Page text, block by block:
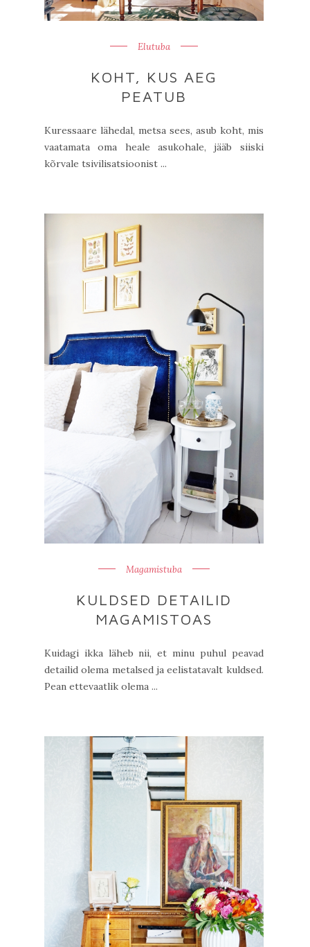
Elutuba
KOHT, KUS AEG
PEATUB
Kuressaare lähedal, metsa sees, asub koht, mis
vaatamata oma heale asukohale, jääb siiski
kõrvale tsivilisatsioonist ...
Magamistuba
KULDSED DETAILID
MAGAMISTOAS
Kuidagi ikka läheb nii, et minu puhul peavad
detailid olema metalsed ja eelistatavalt kuldsed.
Pean ettevaatlik olema ...